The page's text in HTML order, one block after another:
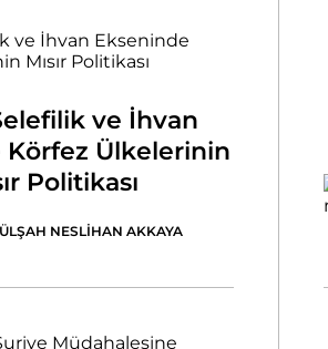
ve İhvan
Körfez Ülkelerinin
Politikası
NESLİHAN AKKAYA